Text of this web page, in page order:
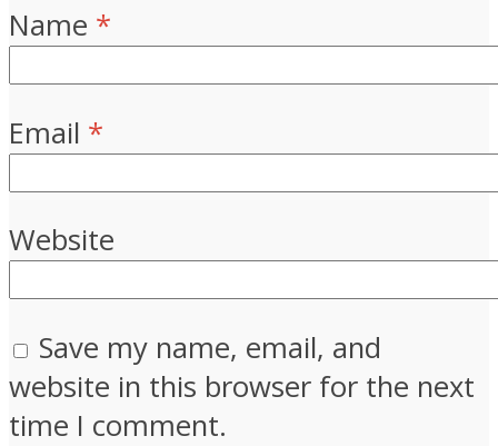
Name *
Email *
Website
Save my name, email, and
website in this browser for the next
time I comment.